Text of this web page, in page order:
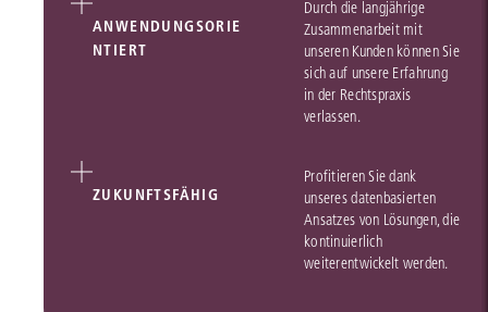
ANWENDUNGSORIE
NTIERT
Durch die langjährige
Zusammenarbeit mit
unseren Kunden können Sie
sich auf unsere Erfahrung
in der Rechtspraxis
verlassen.
ZUKUNFTSFÄHIG
Profitieren Sie dank
unseres datenbasierten
Ansatzes von Lösungen, die
kontinuierlich
weiterentwickelt werden.